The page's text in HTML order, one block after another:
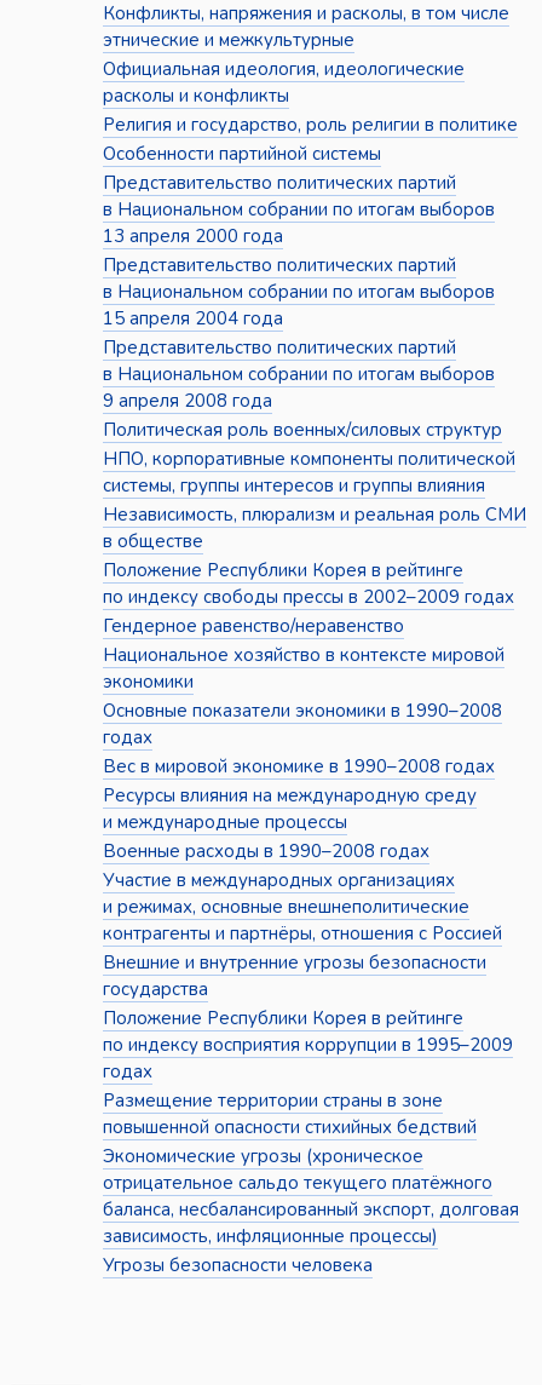
Конфликты, напряжения и расколы, в том числе
этнические и межкультурные
Официальная идеология, идеологические
расколы и конфликты
Религия и государство, роль религии в политике
Особенности партийной системы
Представительство политических партий
в Национальном собрании по итогам выборов
13 апреля 2000 года
Представительство политических партий
в Национальном собрании по итогам выборов
15 апреля 2004 года
Представительство политических партий
в Национальном собрании по итогам выборов
9 апреля 2008 года
Политическая роль военных/силовых структур
НПО, корпоративные компоненты политической
системы, группы интересов и группы влияния
Независимость, плюрализм и реальная роль СМИ
в обществе
Положение Республики Корея в рейтинге
по индексу свободы прессы в 2002–2009 годах
Гендерное равенство/неравенство
Национальное хозяйство в контексте мировой
экономики
Основные показатели экономики в 1990–2008
годах
Вес в мировой экономике в 1990–2008 годах
Ресурсы влияния на международную среду
и международные процессы
Военные расходы в 1990–2008 годах
Участие в международных организациях
и режимах, основные внешнеполитические
контрагенты и партнёры, отношения с Россией
Внешние и внутренние угрозы безопасности
государства
Положение Республики Корея в рейтинге
по индексу восприятия коррупции в 1995–2009
годах
Размещение территории страны в зоне
повышенной опасности стихийных бедствий
Экономические угрозы (хроническое
отрицательное сальдо текущего платёжного
баланса, несбалансированный экспорт, долговая
зависимость, инфляционные процессы)
Угрозы безопасности человека